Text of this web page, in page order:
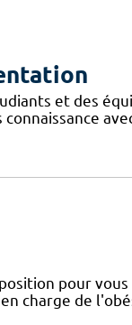
et des
connaissance
pour
charge de